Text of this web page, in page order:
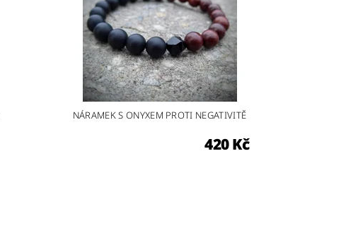
NÁRAMEK S ONYXEM PROTI NEGATIVITĚ
420 Kč